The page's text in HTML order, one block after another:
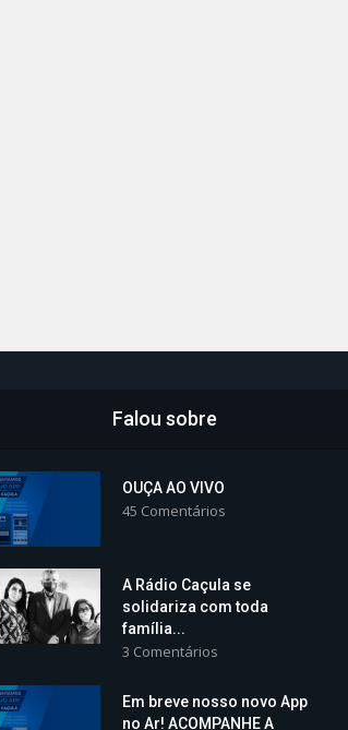
Falou sobre
OUÇA AO VIVO
45 Comentários
A Rádio Caçula se
solidariza com toda
família...
3 Comentários
Em breve nosso novo App
no Ar! ACOMPANHE A